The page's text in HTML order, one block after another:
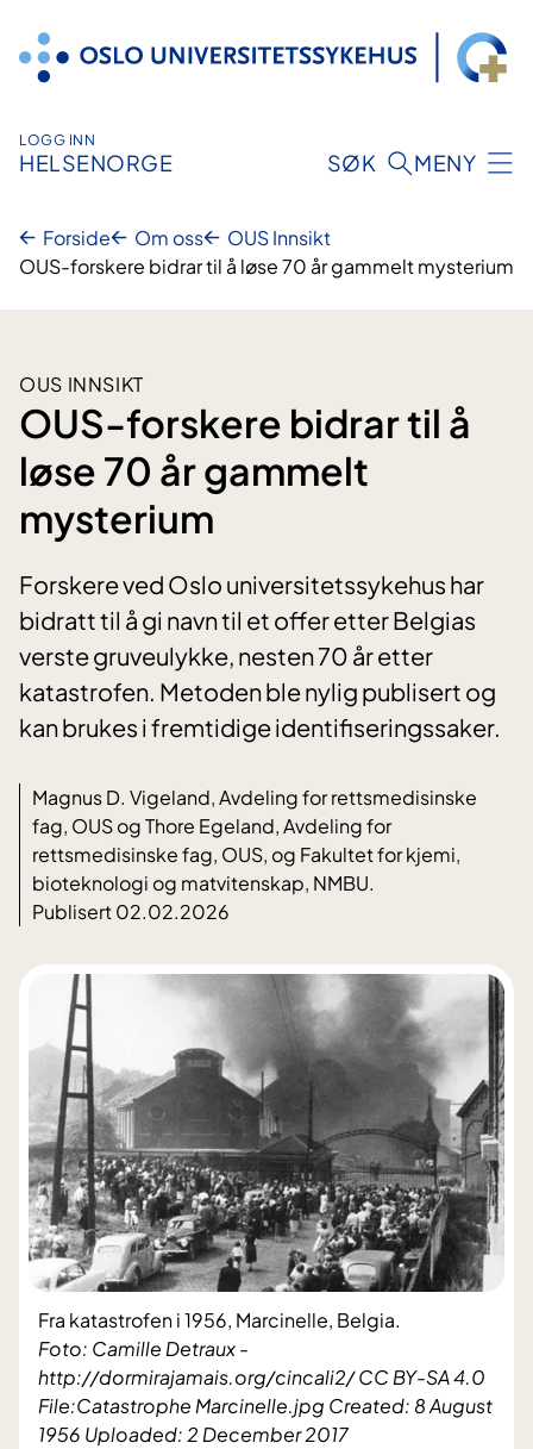
innhold
LOGG INN
HELSENORGE SØK MENY
Forside Om oss
OUS Innsikt
OUS-forskere bidrar til å løse 70 år gammelt mysterium
OUS INNSIKT
OUS-forskere bidrar til å
løse 70 år gammelt
mysterium
Forskere ved Oslo universitetssykehus har
bidratt til å gi navn til et offer etter Belgias
verste gruveulykke, nesten 70 år etter
katastrofen. Metoden ble nylig publisert og
kan brukes i fremtidige identifiseringssaker.
Magnus D. Vigeland, Avdeling for rettsmedisinske
fag, OUS og Thore Egeland, Avdeling for
rettsmedisinske fag, OUS, og Fakultet for kjemi,
bioteknologi og matvitenskap, NMBU.
Publisert 02.02.2026
Foto: Camille Detraux -
http://dormirajamais.org/cincali2/ CC BY-SA 4.0
File:Catastrophe Marcinelle.jpg Created: 8 August
1956 Uploaded: 2 December 2017
Fra katastrofen i 1956, Marcinelle, Belgia.